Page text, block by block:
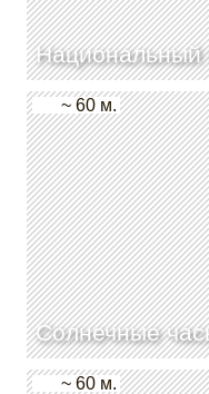
Национальный
Солнечные
~ 60 м.
~ 60 м.